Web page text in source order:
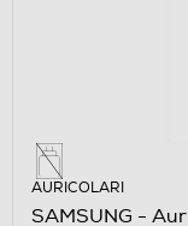
AURICOLARI
SAMSUNG -